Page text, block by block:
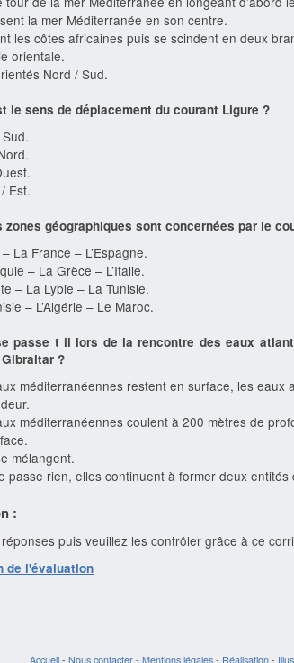
la mer Méditerranée en son centre.
les côtes africaines puis se scindent en deux
orientale.
Nord / Sud.
le sens de déplacement du courant Ligure ?
Est.
zones géographiques sont concernées par le
– La France – L’Espagne.
– La Grèce – L’Italie.
– La Lybie – La Tunisie.
– L’Algérie – Le Maroc.
passe t il lors de la rencontre des eaux
?
méditerranéennes restent en surface, les eaux
méditerranéennes coulent à 200 mètres de
mélangent.
passe rien, elles continuent à former deux entités
:
puis veuillez les contrôler grâce à ce
de l'évaluation
Accueil - Nous contacter - Mentions légales - Réalisation -